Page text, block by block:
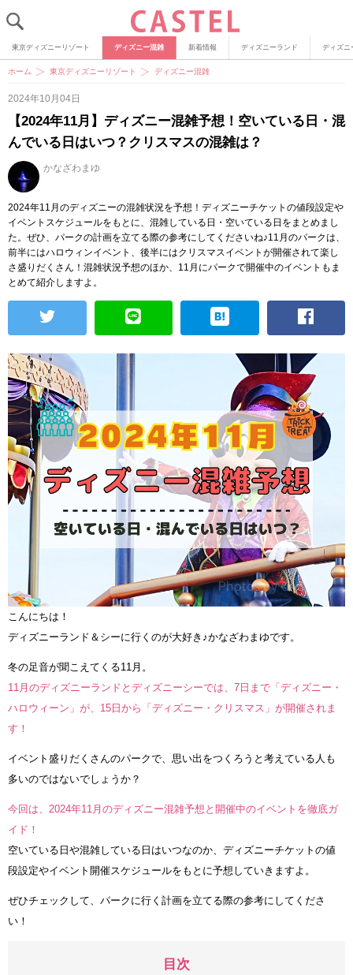
東京ディズニーリゾート ディズニー混雑 新着情報 ディズニーランド ディズニ
ホーム 東京ディズニーリゾート ディズニー混雑
2024年10月04日
【2024年11月】ディズニー混雑予想！空いている日・混
んでいる日はいつ？クリスマスの混雑は？
かなざわまゆ
2024年11月のディズニーの混雑状況を予想！ディズニーチケットの値段設定や
イベントスケジュールをもとに、混雑している日・空いている日をまとめまし
た。ぜひ、パークの計画を立てる際の参考にしてくださいね♪11月のパークは、
前半にはハロウィンイベント、後半にはクリスマスイベントが開催されて楽し
さ盛りだくさん！混雑状況予想のほか、11月にパークで開催中のイベントもま
とめて紹介しますよ。
こんにちは！
ディズニーランド＆シーに行くのが大好き♪かなざわまゆです。
冬の足音が聞こえてくる11月。
11月のディズニーランドとディズニーシーでは、7日まで「ディズニー・
ハロウィーン」が、15日から「ディズニー・クリスマス」が開催されま
す！
イベント盛りだくさんのパークで、思い出をつくろうと考えている人も
多いのではないでしょうか？
今回は、2024年11月のディズニー混雑予想と開催中のイベントを徹底ガ
イド！
空いている日や混雑している日はいつなのか、ディズニーチケットの値
段設定やイベント開催スケジュールをもとに予想していきますよ。
ぜひチェックして、パークに行く計画を立てる際の参考にしてくださ
い！
目次